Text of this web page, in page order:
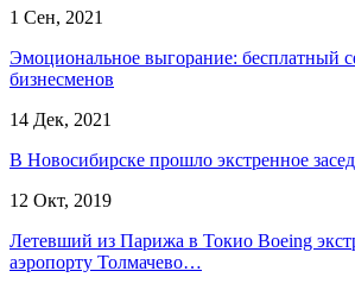
1 Сен, 2021
Эмоциональное выгорание: бесплатный
бизнесменов
14 Дек, 2021
В Новосибирске прошло экстренное
12 Окт, 2019
Летевший из Парижа в Токио Boeing
аэропорту Толмачево…